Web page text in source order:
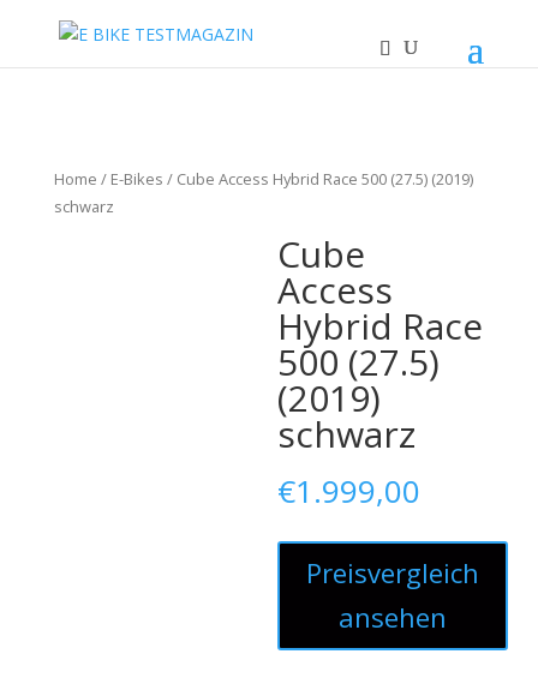
Home / E-Bikes / Cube Access Hybrid Race 500 (27.5) (2019)
schwarz
Cube
Access
Hybrid Race
500 (27.5)
(2019)
schwarz
€1.999,00
Preisvergleich
ansehen